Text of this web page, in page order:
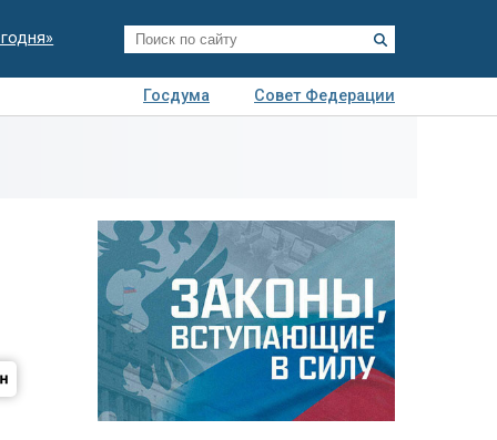
Госдума
Совет Федерации